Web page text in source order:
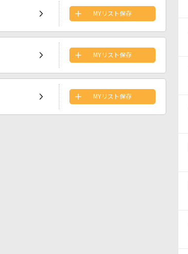
MYリスト保存
MYリスト保存
MYリスト保存